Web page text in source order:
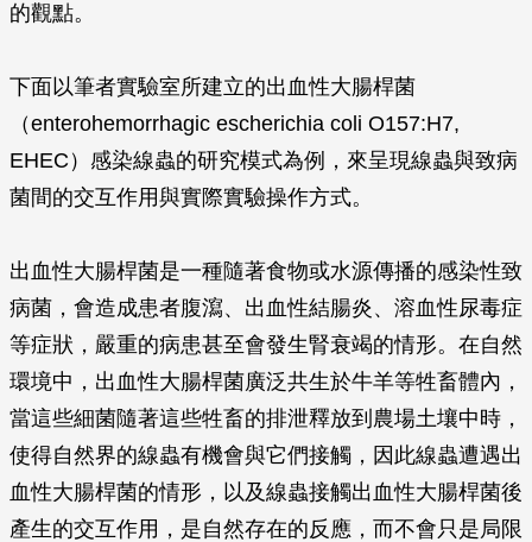
的觀點。
下面以筆者實驗室所建立的出血性大腸桿菌
（enterohemorrhagic escherichia coli O157:H7,
EHEC）感染線蟲的研究模式為例，來呈現線蟲與致病
菌間的交互作用與實際實驗操作方式。
出血性大腸桿菌是一種隨著食物或水源傳播的感染性致
病菌，會造成患者腹瀉、出血性結腸炎、溶血性尿毒症
等症狀，嚴重的病患甚至會發生腎衰竭的情形。在自然
環境中，出血性大腸桿菌廣泛共生於牛羊等牲畜體內，
當這些細菌隨著這些牲畜的排泄釋放到農場土壤中時，
使得自然界的線蟲有機會與它們接觸，因此線蟲遭遇出
血性大腸桿菌的情形，以及線蟲接觸出血性大腸桿菌後
產生的交互作用，是自然存在的反應，而不會只是局限